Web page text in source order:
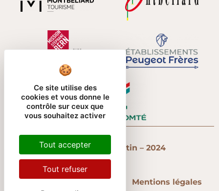
Temple Saint-Martin – 2024
Contact Plan du site Mentions légales
Ce site utilise des
cookies et vous donne le
contrôle sur ceux que
vous souhaitez activer
Tout accepter
Tout refuser